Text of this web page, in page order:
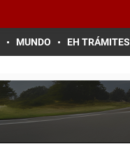
MUNDO EH TRÁMITES